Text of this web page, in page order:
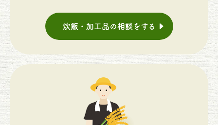
炊飯・加工品の相談をする